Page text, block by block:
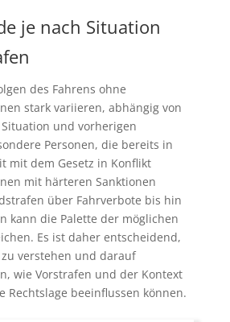
je nach Situation
des Fahrens ohne
stark variieren, abhängig von
und vorherigen
Personen, die bereits in
mit dem Gesetz in Konflikt
mit härteren Sanktionen
über Fahrverbote bis hin
kann die Palette der möglichen
Es ist daher entscheidend,
verstehen und darauf
wie Vorstrafen und der Kontext
Rechtslage beeinflussen können.